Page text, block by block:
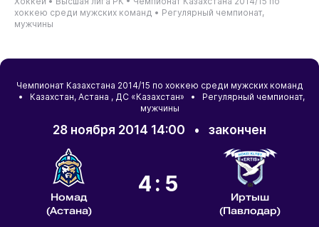
хоккею среди мужских команд • Регулярный чемпионат,
мужчины
Чемпионат Казахстана 2014/15 по хоккею среди мужских команд
• Казахстан, Астана , ДС «Казахстан» • Регулярный чемпионат,
мужчины
28 ноября 2014 14:00 • закончен
Номад
(Астана)
4:5
Иртыш
(Павлодар)